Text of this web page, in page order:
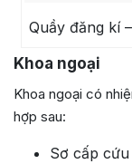
Quầy đăng kí
Khoa ngoại
Khoa ngoại có
hợp sau:
Sơ cấp